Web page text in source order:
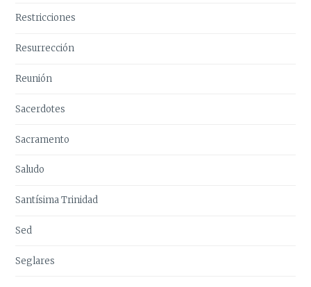
Restricciones
Resurrección
Reunión
Sacerdotes
Sacramento
Saludo
Santísima Trinidad
Sed
Seglares